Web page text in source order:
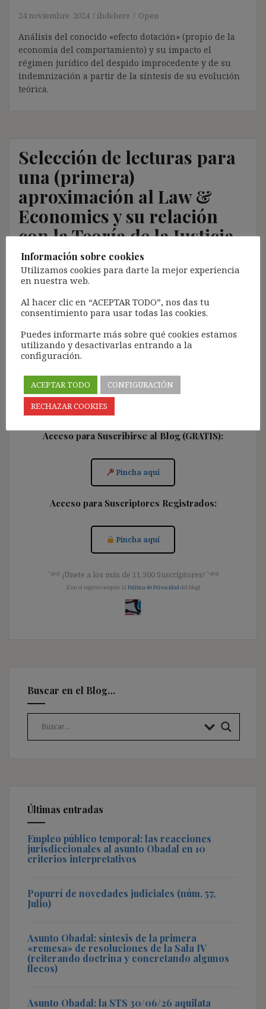
24 noviembre, 2024 ibdehere Open
Análisis del conocido «efecto dotación» (propio de la
economía del comportamiento) y su impacto el
régimen jurídico del despido improcedente y de su
indemnización a partir de la síntesis de su evolución
teórica.
Selección de lecturas para
una (primera)
aproximación al Law &
Economics y su relación
con la Teoría de la Justicia
1 febrero, 2015 ibdehere Open
En esta entrada simplemente pretendo ofrecer una
selección de alguna de las obras más importantes del
Law & Economics (accesibles online y preferentemente
que en el ámbito de la teoría de la justicia esta
disciplina jurídica y, sobre todo, la discusión del valor
de la eficiencia ha suscitado.
Acceso para Suscribirse al Blog (GRATIS):
Pincha aquí
Acceso para Suscriptores Registrados:
Pincha aquí
༺ ¡Únete a los más de 11.500 Suscriptores! ༺
[Con el registro aceptas la Política de Privacidad del blog]
Buscar en el Blog…
Últimas entradas
Empleo público temporal: las reacciones
jurisdiccionales al asunto Obadal en 10
criterios interpretativos
Popurrí de novedades judiciales (núm. 57,
Julio)
Asunto Obadal: síntesis de la primera
«remesa» de resoluciones de la Sala IV
(reiterando doctrina y concretando algunos
flecos)
Asunto Obadal: la STS 30/06/26 aquilata
Información sobre cookies
Utilizamos cookies para darte la mejor experiencia
en nuestra web.
Al hacer clic en “ACEPTAR TODO”, nos das tu
consentimiento para usar todas las cookies.
Puedes informarte más sobre qué cookies estamos
utilizando y desactivarlas entrando a la
configuración.
ACEPTAR TODO
CONFIGURACIÓN
RECHAZAR COOKIES